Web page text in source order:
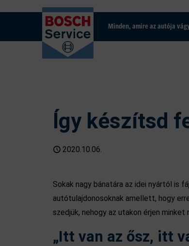
Minden, amire az autója
Így készítsd
2020.10.06.
Sokak nagy bánatára az idei nyártól is
autótulajdonosoknak amellett, hogy
szedjük, nehogy az utakon érjen
„Itt van az ősz, itt